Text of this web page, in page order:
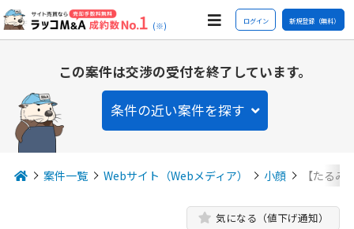
(※) ログイン 新規登録（無料）
この案件は交渉の受付を終了しています。
条件の近い案件を探す
案件一覧 Webサイト（Webメディア） 小顔 【たる
気になる（値下げ通知）